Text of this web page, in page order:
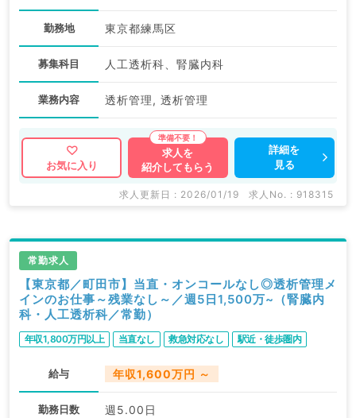
勤務地 東京都練馬区
募集科目 人工透析科、腎臓内科
業務内容 透析管理, 透析管理
お気に入り
求人を
紹介してもらう
詳細を
見る
求人更新日 : 2026/01/19 求人No. : 918315
常勤求人
【東京都／町田市】当直・オンコールなし◎透析管理メ
インのお仕事～残業なし～／週5日1,500万~（腎臓内
科・人工透析科／常勤）
年収1,800万円以上 当直なし 救急対応なし 駅近・徒歩圏内
給与 年収1,600万円 ～
勤務日数 週5.00日